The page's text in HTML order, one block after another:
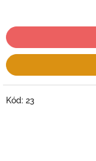
Kód: 23